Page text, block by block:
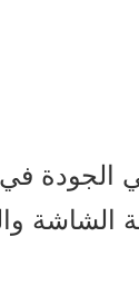
الجودة